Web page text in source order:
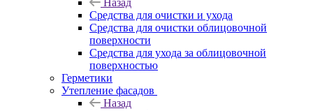
Назад
Средства для очистки и ухода
Средства для очистки облицовочной
поверхности
Средства для ухода за облицовочной
поверхностью
Герметики
Утепление фасадов
Назад